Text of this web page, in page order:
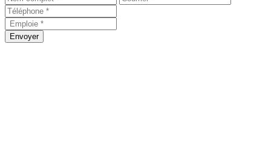
Envoyer